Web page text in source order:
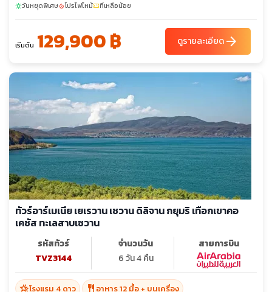
sunnyวันหยุดพิเศษlocal_fire_departmentโปรไฟไหม้confirmation_numberที่เหลือน้อย
เริ่มต้น 129,900 ฿ ดูรายละเอียดarrow_forward
ทัวร์อาร์เมเนีย เยเรวาน เซวาน ดิลิจาน กยุมริ เทือกเขาคอ
เคซัส ทะเลสาบเซวาน
รหัสทัวร์
TVZ3144
จำนวนวัน
6 วัน 4 คืน
สายการบิน
hotel_classโรงแรม 4 ดาว restaurant อาหาร 12 มื้อ + บนเครื่อง